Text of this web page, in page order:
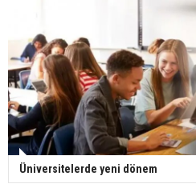
Üniversitelerde yeni dönem